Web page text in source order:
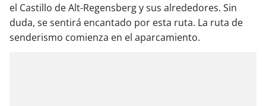
el Castillo de Alt-Regensberg y sus alrededores. Sin
duda, se sentirá encantado por esta ruta. La ruta de
senderismo comienza en el aparcamiento.